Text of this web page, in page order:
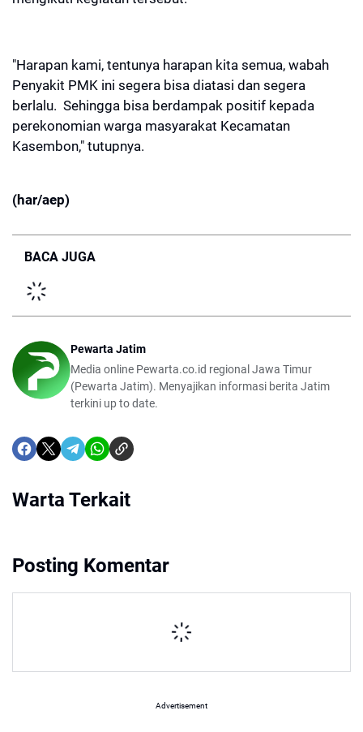
"Harapan kami, tentunya harapan kita semua, wabah
Penyakit PMK ini segera bisa diatasi dan segera
berlalu. Sehingga bisa berdampak positif kepada
perekonomian warga masyarakat Kecamatan
Kasembon," tutupnya.
(har/aep)
BACA JUGA
Pewarta Jatim
Media online Pewarta.co.id regional Jawa Timur
(Pewarta Jatim). Menyajikan informasi berita Jatim
terkini up to date.
Warta Terkait
Posting Komentar
Advertisement